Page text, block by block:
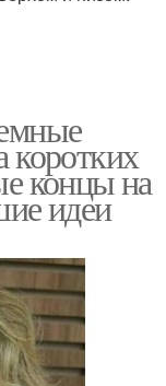
коротких
концы на
идеи